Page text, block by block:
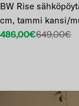
BW Rise
cm, tammi kansi/
Etuhinta
486,00€
Normaalihinta
649,00€